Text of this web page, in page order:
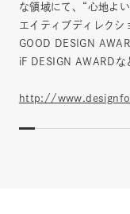
な領域にて、“心地よ
エイティブディレクシ
GOOD DESIGN
iF DESIGN AWARDな
http://